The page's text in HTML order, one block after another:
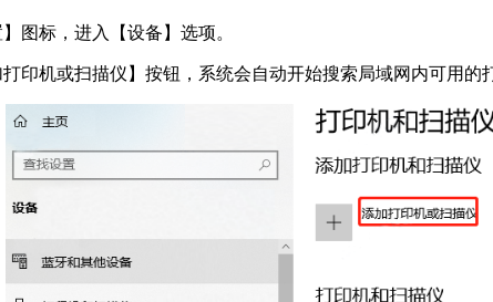
图标，进入【设备】选项。​
印机或扫描仪】按钮，系统会自动开始搜索局域网内可用的